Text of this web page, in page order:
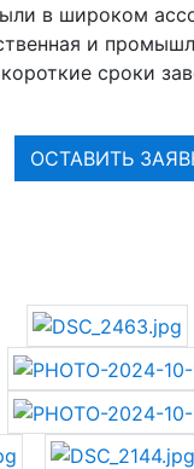
в широком
и
сроки
ОСТАВИТЬ